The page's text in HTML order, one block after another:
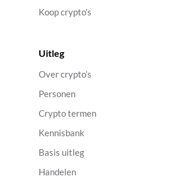
Koop crypto’s
Uitleg
Over crypto’s
Personen
Crypto termen
Kennisbank
Basis uitleg
Handelen